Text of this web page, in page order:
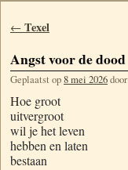
Berichtnavigatie
← Texel
Angst voor de dood
Geplaatst op8 mei 2026door
Hoe groot
uitvergroot
wil je het leven
hebben en laten
bestaan